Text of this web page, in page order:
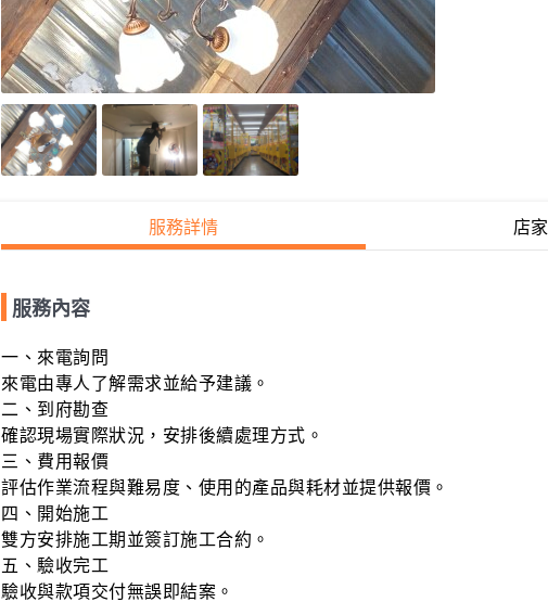
服務詳情 店
服務內容
一、來電詢問
來電由專人了解需求並給予建議。
二、到府勘查
確認現場實際狀況，安排後續處理方式。
三、費用報價
評估作業流程與難易度、使用的產品與耗材並提供報價。
四、開始施工
雙方安排施工期並簽訂施工合約。
五、驗收完工
驗收與款項交付無誤即結案。